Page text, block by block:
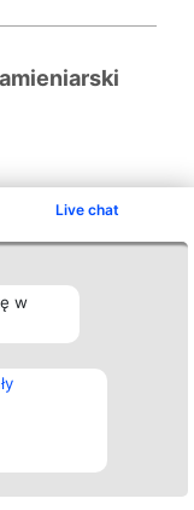
Live chat
w
Kontakt
Kontakt